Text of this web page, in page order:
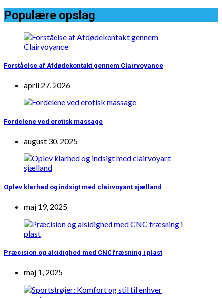
Populære opslag
Forståelse af Afdødekontakt gennem Clairvoyance
april 27, 2026
Fordelene ved erotisk massage
august 30, 2025
Oplev klarhed og indsigt med clairvoyant sjælland
maj 19, 2025
Præcision og alsidighed med CNC fræsning i plast
maj 1, 2025